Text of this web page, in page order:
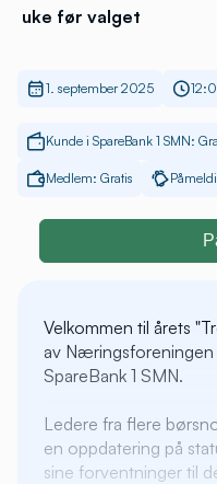
uke før valget
1. september 2025
Kunde i SpareBank 1 SMN:
Medlem: Gratis
Velkommen til årets
av
SpareBank 1 SMN.
Ledere fra flere
en oppdatering på
sine forventninger til